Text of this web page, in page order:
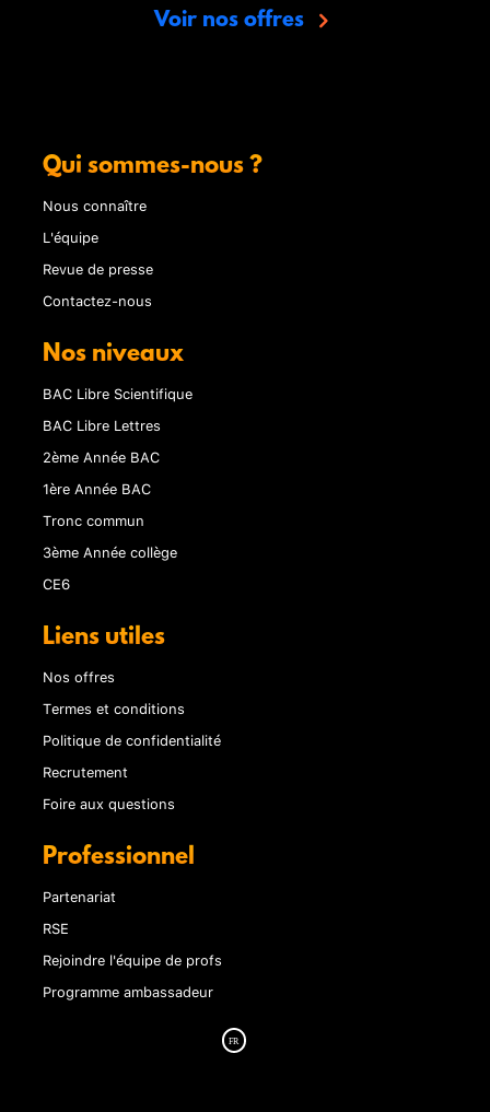
Voir nos offres
Qui sommes-nous ?
Nous connaître
L'équipe
Revue de presse
Contactez-nous
Nos niveaux
BAC Libre Scientifique
BAC Libre Lettres
2ème Année BAC
1ère Année BAC
Tronc commun
3ème Année collège
CE6
Liens utiles
Nos offres
Termes et conditions
Politique de confidentialité
Recrutement
Foire aux questions
Professionnel
Partenariat
RSE
Rejoindre l'équipe de profs
Programme ambassadeur